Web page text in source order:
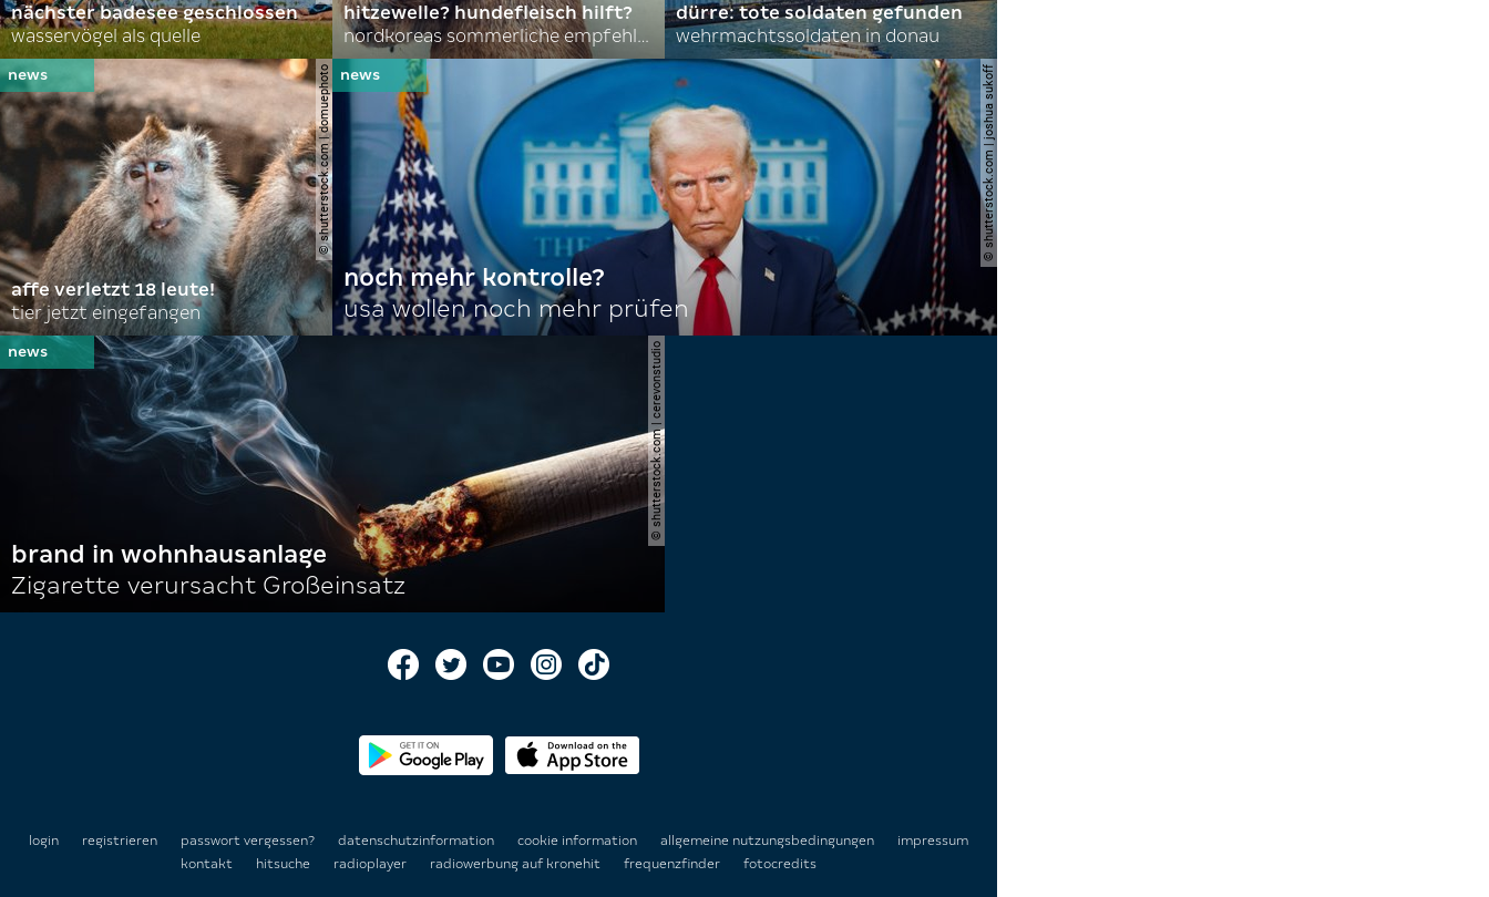
nächster badesee geschlossen
wasservögel als quelle
hitzewelle? hundefleisch hilft?
nordkoreas sommerliche empfehlungen
dürre: tote soldaten gefunden
wehrmachtssoldaten in donau
© shutterstock.com | domuephoto
affe verletzt 18 leute!
tier jetzt eingefangen
© shutterstock.com | joshua sukoff
noch mehr kontrolle?
usa wollen noch mehr prüfen
© shutterstock.com | cerevonstudio
brand in wohnhausanlage
Zigarette verursacht Großeinsatz
login registrieren passwort vergessen? datenschutzinformation cookie information allgemeine nutzungsbedingungen
impressum
kontakt
hitsuche radioplayer radiowerbung auf kronehit frequenzfinder fotocredits